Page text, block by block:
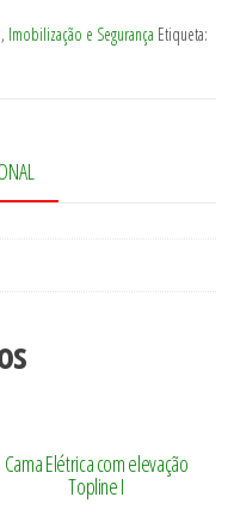
, Imobilização e Segurança Etiqueta:
Cama Elétrica com elevação
Topline I